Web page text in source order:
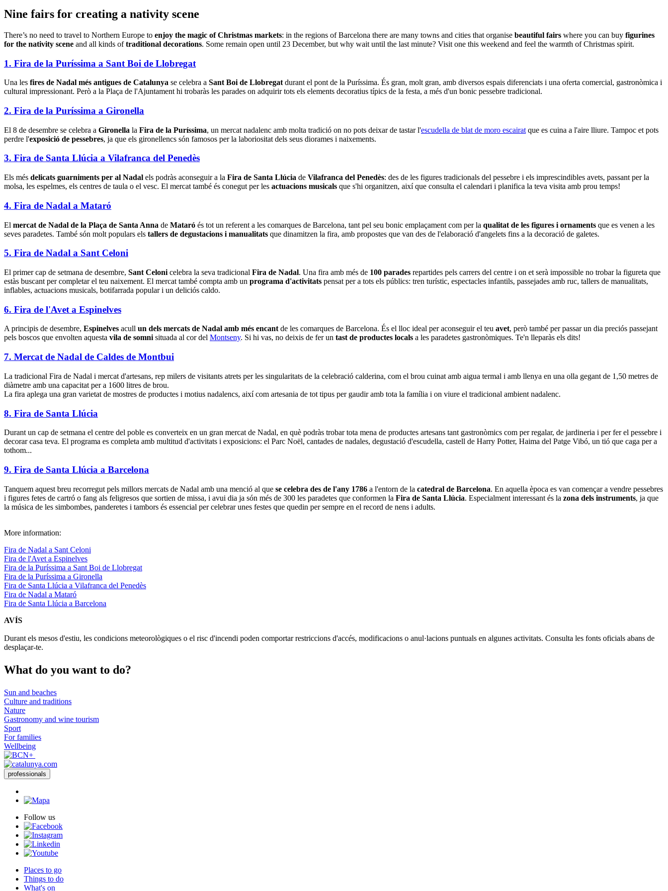
Nine fairs for creating a nativity scene
There’s no need to travel to Northern Europe to enjoy the magic of Christmas markets: in the regions of Barcelona there are many towns and cities that organise beautiful fairs where you can buy figurines
for the nativity scene and all kinds oftraditional decorations. Some remain open until 23 December, but why wait until the last minute? Visit one this weekend and feel the warmth of Christmas spirit.
1. Fira de la Puríssima a Sant Boi de Llobregat
Una les fires de Nadal més antigues de Catalunya se celebra a Sant Boi de Llobregat durant el pont de la Puríssima. És gran, molt gran, amb diversos espais diferenciats i una oferta comercial, gastronòmica i
cultural impressionant. Però a la Plaça de l'Ajuntament hi trobaràs les parades on adquirir tots els elements decoratius típics de la festa, a més d'un bonic pessebre tradicional.
2. Fira de la Puríssima a Gironella
El 8 de desembre se celebra a Gironella la Fira de la Puríssima, un mercat nadalenc amb molta tradició on no pots deixar de tastar l'escudella de blat de moro escairat que es cuina a l'aire lliure. Tampoc et pots
perdre l'exposició de pessebres, ja que els gironellencs són famosos per la laboriositat dels seus diorames i naixements.
3. Fira de Santa Llúcia a Vilafranca del Penedès
Els més delicats guarniments per al Nadal els podràs aconseguir a la Fira de Santa Llúcia de Vilafranca del Penedès: des de les figures tradicionals del pessebre i els imprescindibles avets, passant per la
molsa, les espelmes, els centres de taula o el vesc. El mercat també és conegut per les actuacions musicals que s'hi organitzen, així que consulta el calendari i planifica la teva visita amb prou temps!
4. Fira de Nadal a Mataró
El mercat de Nadal de la Plaça de Santa Anna de Mataró és tot un referent a les comarques de Barcelona, tant pel seu bonic emplaçament com per la qualitat de les figures i ornaments que es venen a les
seves paradetes. També són molt populars els tallers de degustacions i manualitats que dinamitzen la fira, amb propostes que van des de l'elaboració d'angelets fins a la decoració de galetes.
5. Fira de Nadal a Sant Celoni
El primer cap de setmana de desembre, Sant Celoni celebra la seva tradicional Fira de Nadal. Una fira amb més de 100 parades repartides pels carrers del centre i on et serà impossible no trobar la figureta que
estàs buscant per completar el teu naixement. El mercat també compta amb un programa d'activitats pensat per a tots els públics: tren turístic, espectacles infantils, passejades amb ruc, tallers de manualitats,
inflables, actuacions musicals, botifarrada popular i un deliciós caldo.
6. Fira de l'Avet a Espinelves
A principis de desembre, Espinelves acull un dels mercats de Nadal amb més encantde les comarques de Barcelona. És el lloc ideal per aconseguir el teu avet, però també per passar un dia preciós passejant
pels boscos que envolten aquesta vila de somnisituada al cor del Montseny. Si hi vas, no deixis de fer un tast de productes locals a les paradetes gastronòmiques. Te'n lleparàs els dits!
7. Mercat de Nadal de Caldes de Montbui
La tradicional Fira de Nadal i mercat d'artesans, rep milers de visitants atrets per les singularitats de la celebració calderina, com el brou cuinat amb aigua termal i amb llenya en una olla gegant de 1,50 metres de
diàmetre amb una capacitat per a 1600 litres de brou.
La fira aplega una gran varietat de mostres de productes i motius nadalencs, així com artesania de tot tipus per gaudir amb tota la família i on viure el tradicional ambient nadalenc.
8. Fira de Santa Llúcia
Durant un cap de setmana el centre del poble es converteix en un gran mercat de Nadal, en què podràs trobar tota mena de productes artesans tant gastronòmics com per regalar, de jardineria i per fer el pessebre i
decorar casa teva. El programa es completa amb multitud d'activitats i exposicions: el Parc Noël, cantades de nadales, degustació d'escudella, castell de Harry Potter, Haima del Patge Vibó, un tió que caga per a
tothom...
9. Fira de Santa Llúcia a Barcelona
Tanquem aquest breu recorregut pels millors mercats de Nadal amb una menció al que se celebra des de l'any 1786 a l'entorn de la catedral de Barcelona. En aquella època es van començar a vendre pessebres
i figures fetes de cartró o fang als feligresos que sortien de missa, i avui dia ja són més de 300 les paradetes que conformen la Fira de Santa Llúcia. Especialment interessant és la zona dels instruments, ja que
la música de les simbombes, panderetes i tambors és essencial per celebrar unes festes que quedin per sempre en el record de nens i adults.
More information:
Fira de Nadal a Sant Celoni
Fira de l'Avet a Espinelves
Fira de la Puríssima a Sant Boi de Llobregat
Fira de la Puríssima a Gironella
Fira de Santa Llúcia a Vilafranca del Penedès
Fira de Nadal a Mataró
Fira de Santa Llúcia a Barcelona
AVÍS
Durant els mesos d'estiu, les condicions meteorològiques o el risc d'incendi poden comportar restriccions d'accés, modificacions o anul·lacions puntuals en algunes activitats. Consulta les fonts oficials abans de
desplaçar-te.
What do you want to do?
Sun and beaches
Culture and traditions
Nature
Gastronomy and wine tourism
Sport
For families
Wellbeing
professionals
Follow us
Places to go
Things to do
What's on